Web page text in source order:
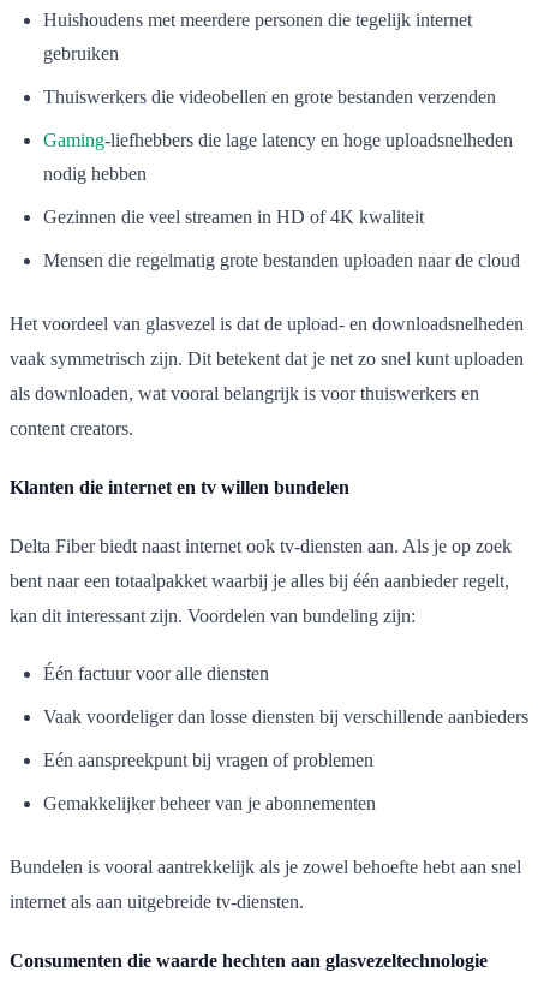
Huishoudens met meerdere personen die tegelijk internet
gebruiken
Thuiswerkers die videobellen en grote bestanden verzenden
Gaming-liefhebbers die lage latency en hoge uploadsnelheden
nodig hebben
Gezinnen die veel streamen in HD of 4K kwaliteit
Mensen die regelmatig grote bestanden uploaden naar de cloud
Het voordeel van glasvezel is dat de upload- en downloadsnelheden
vaak symmetrisch zijn. Dit betekent dat je net zo snel kunt uploaden
als downloaden, wat vooral belangrijk is voor thuiswerkers en
content creators.
Klanten die internet en tv willen bundelen
Delta Fiber biedt naast internet ook tv-diensten aan. Als je op zoek
bent naar een totaalpakket waarbij je alles bij één aanbieder regelt,
kan dit interessant zijn. Voordelen van bundeling zijn:
Één factuur voor alle diensten
Vaak voordeliger dan losse diensten bij verschillende aanbieders
Eén aanspreekpunt bij vragen of problemen
Gemakkelijker beheer van je abonnementen
Bundelen is vooral aantrekkelijk als je zowel behoefte hebt aan snel
internet als aan uitgebreide tv-diensten.
Consumenten die waarde hechten aan glasvezeltechnologie